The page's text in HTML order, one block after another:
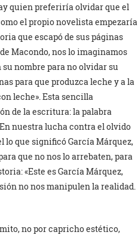
quien preferiría olvidar que el
el propio novelista empezaría
que escapó de sus páginas
Macondo, nos lo imaginamos
nombre para no olvidar su
para que produzca leche y a la
leche». Esta sencilla
de la escritura: la palabra
nuestra lucha contra el olvido
lo que significó García Márquez,
que no nos lo arrebaten, para
«Este es García Márquez,
no nos manipulen la realidad.
no por capricho estético,